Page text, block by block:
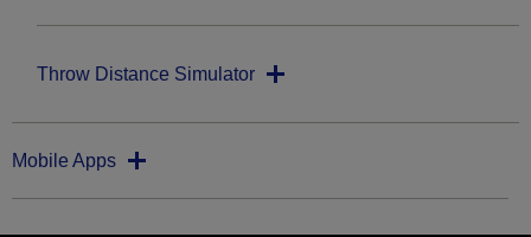
Throw Distance Simulator
Mobile Apps